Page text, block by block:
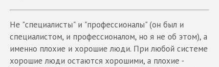
Не "специалисты" и "профессионалы" (он был и
специалистом, и профессионалом, но я не об этом), а
именно плохие и хорошие люди. При любой системе
хорошие люди остаются хорошими, а плохие -